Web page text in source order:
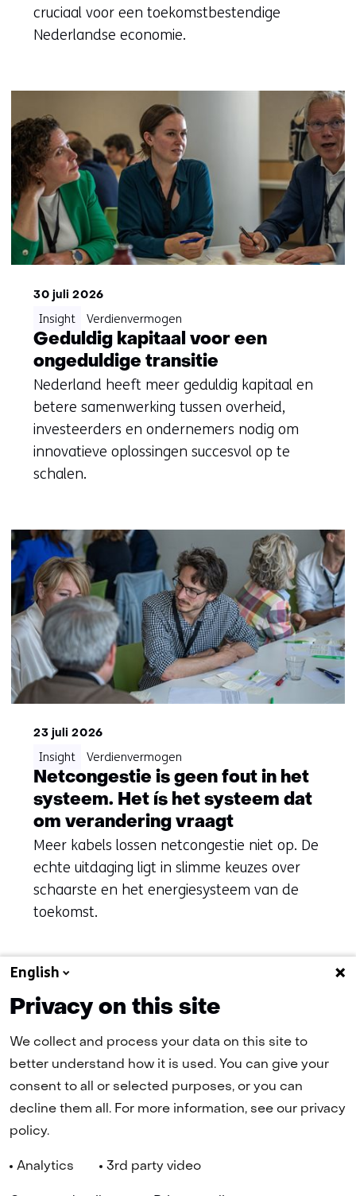
cruciaal voor een toekomstbestendige
Nederlandse economie.
30 juli 2026
Geduldig kapitaal voor een
ongeduldige transitie
Nederland heeft meer geduldig kapitaal en
betere samenwerking tussen overheid,
investeerders en ondernemers nodig om
innovatieve oplossingen succesvol op te
schalen.
Insight Verdienvermogen
23 juli 2026
Netcongestie is geen fout in het
systeem. Het ís het systeem dat
om verandering vraagt
Meer kabels lossen netcongestie niet op. De
echte uitdaging ligt in slimme keuzes over
schaarste en het energiesysteem van de
toekomst.
Insight Verdienvermogen
Naar alle artikelen
(naar homepage)
Toegankelijkheid
English
Privacy on this site
We collect and process your data on this site to
better understand how it is used. You can give your
consent to all or selected purposes, or you can
decline them all. For more information, see our privacy
policy.
Analytics 3rd party video